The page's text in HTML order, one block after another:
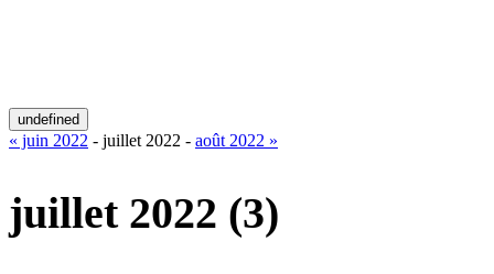
undefined
« juin 2022 - juillet 2022 - août 2022 »
juillet 2022 (3)